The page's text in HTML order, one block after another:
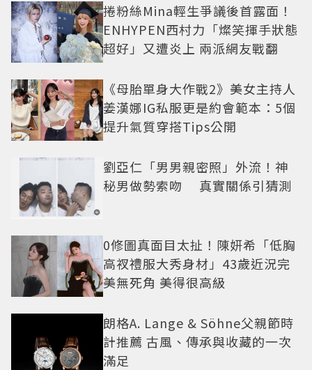
捲粉絲Mina輕生爭議後首露面！
ENHYPEN西村力「燦笑揮手狀態
超好」又遭炎上 兩派網友戰翻
《母胎單身大作戰2》美女主持人
姜漢娜IG私服更是約會範本：5個
提升氣質穿搭Tips公開
劉亞仁「男男親密照」外流！神
秘男做勢索吻 真實關係引猜測
0修圖真面目太扯！陳妍希「低胸
高衩禮服大秀身材」43歲近況完
美無死角 美得很高級
朗格A. Lange & Söhne父親節時
計推薦 古風、傳承與收藏的一次
滿足